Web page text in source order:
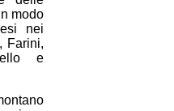
modo
nei
Farini,
e